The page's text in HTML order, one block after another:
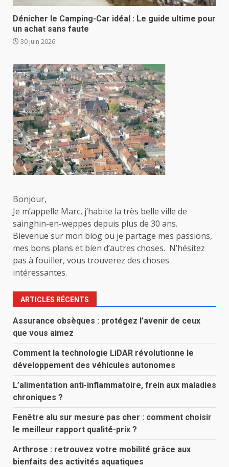
Dénicher le Camping-Car idéal : Le guide ultime pour
un achat sans faute
30 juin 2026
Bonjour,
Je m’appelle Marc, j’habite la très belle ville de
sainghin-en-weppes depuis plus de 30 ans.
Bievenue sur mon blog ou je partage mes passions,
mes bons plans et bien d’autres choses. N’hésitez
pas à fouiller, vous trouverez des choses
intéressantes.
ARTICLES RÉCENTS
Assurance obsèques : protégez l’avenir de ceux
que vous aimez
Comment la technologie LiDAR révolutionne le
développement des véhicules autonomes
L’alimentation anti-inflammatoire, frein aux maladies
chroniques ?
Fenêtre alu sur mesure pas cher : comment choisir
le meilleur rapport qualité-prix ?
Arthrose : retrouvez votre mobilité grâce aux
bienfaits des activités aquatiques